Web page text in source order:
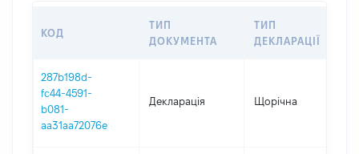
КОД
ТИП
ДОКУМЕНТА
ТИП
ДЕКЛАРАЦІЇ
287b198d-
fc44-4591-
b081-
aa31aa72076e
Декларація Щорічна